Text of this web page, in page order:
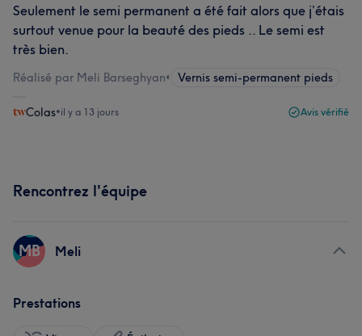
Seulement le semi permanent a été fait alors que j’étais
surtout venue pour la beauté des pieds .. Le semi est
très bien.
Réalisé par Meli Barseghyan• Vernis semi-permanent pieds
Colas•il y a 13 jours Avis vérifié
Rencontrez l'équipe
MB Meli
Prestations